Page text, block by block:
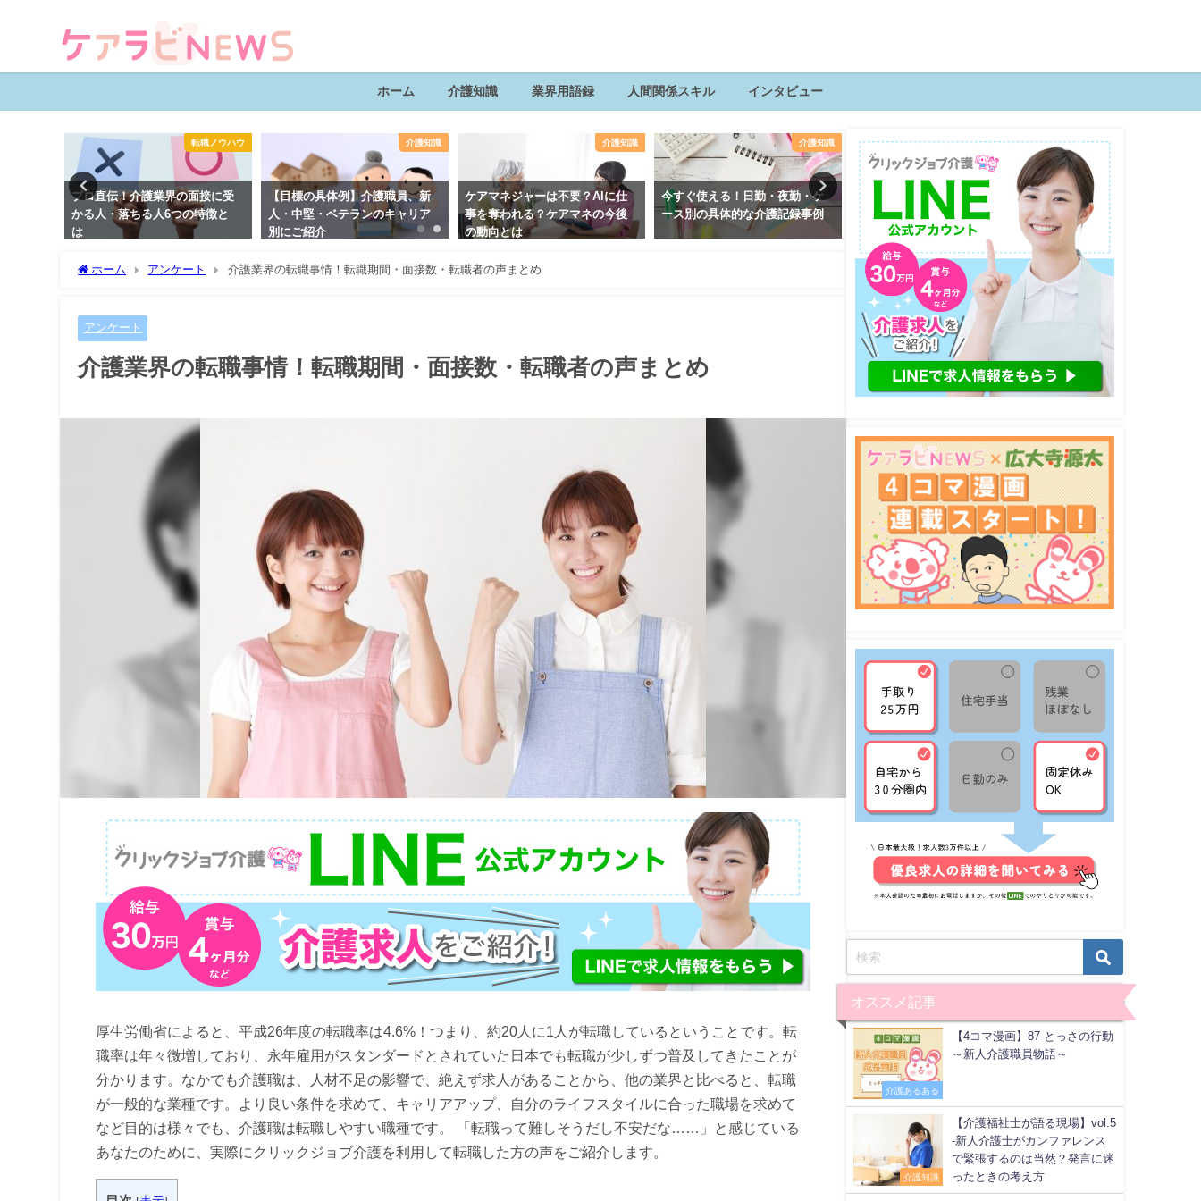
ホーム 介護知識 業界用語録 人間関係スキル インタビュー
転職ノウハウ
プロ直伝！介護業界の面接に受
かる人・落ちる人6つの特徴と
は
介護知識
【目標の具体例】介護職員、新
人・中堅・ベテランのキャリア
別にご紹介
介護知識
ケアマネジャーは不要？AIに仕
事を奪われる？ケアマネの今後
の動向とは
介護知識
今すぐ使える！日勤・夜勤・ケ
ース別の具体的な介護記録事例
転職ノウハウ
今かもしれない！介護職の辞め
時を見極める6つのタイミング
プロ直伝！介護業界の面接
かる人・落ちる人6つの特
は
ホーム アンケート 介護業界の転職事情！転職期間・面接数・転職者の声まとめ
アンケート
介護業界の転職事情！転職期間・面接数・転職者の声まとめ
厚生労働省によると、平成26年度の転職率は4.6%！つまり、約20人に1人が転職しているということです。転
職率は年々微増しており、永年雇用がスタンダードとされていた日本でも転職が少しずつ普及してきたことが
分かります。なかでも介護職は、人材不足の影響で、絶えず求人があることから、他の業界と比べると、転職
が一般的な業種です。より良い条件を求めて、キャリアアップ、自分のライフスタイルに合った職場を求めて
など目的は様々でも、介護職は転職しやすい職種です。 「転職って難しそうだし不安だな……」と感じている
あなたのために、実際にクリックジョブ介護を利用して転職した方の声をご紹介します。
オススメ記事
介護あるある
【4コマ漫画】87-とっさの行動
～新人介護職員物語～
介護知識
【介護福祉士が語る現場】vol.5
-新人介護士がカンファレンス
で緊張するのは当然？発言に迷
ったときの考え方